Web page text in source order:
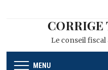
Le conseil fiscal
MENU